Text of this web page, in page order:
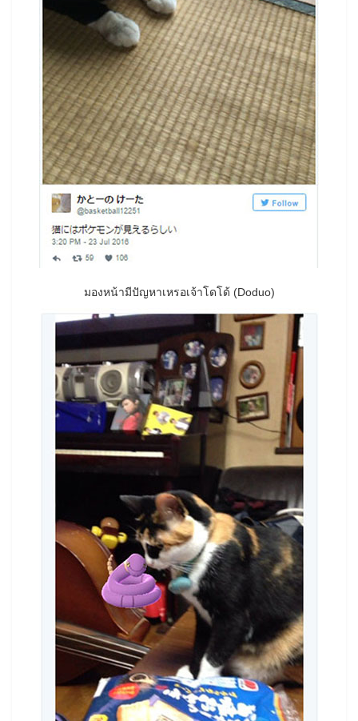
มองหน้ามีปัญหาเหรอเจ้าโดโด้ (Doduo)